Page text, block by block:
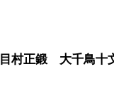
正鍛 大千鳥十